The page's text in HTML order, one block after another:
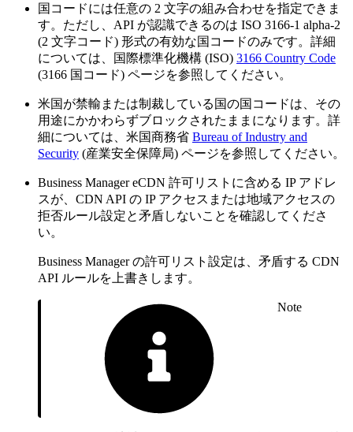
国コードには任意の 2 文字の組み合わせを指定できま
す。ただし、API が認識できるのは ISO 3166-1 alpha-2
(2 文字コード) 形式の有効な国コードのみです。詳細
については、国際標準化機構 (ISO) 3166 Country Code
(3166 国コード) ページを参照してください。
米国が禁輸または制裁している国の国コードは、その
用途にかかわらずブロックされたままになります。詳
細については、米国商務省 Bureau of Industry and
Security (産業安全保障局) ページを参照してください。
Business Manager eCDN 許可リストに含める IP アドレ
スが、CDN API の IP アクセスまたは地域アクセスの
拒否ルール設定と矛盾しないことを確認してくださ
い。
Business Manager の許可リスト設定は、矛盾する CDN
API ルールを上書きします。
Note